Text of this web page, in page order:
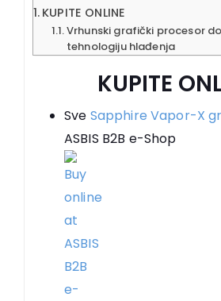
KUPITE ONLINE
Vrhunski grafički procesor
tehnologiju hlađenja
KUPITE
Sve Sapphire Vapor-X
ASBIS B2B e-Shop